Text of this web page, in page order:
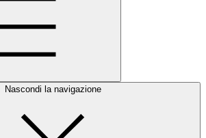
Nascondi la navigazione